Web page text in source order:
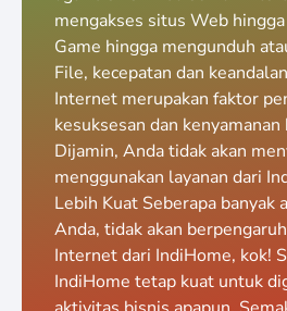
mengakses situs Web
Game hingga mengunduh
File, kecepatan dan
Internet merupakan faktor
kesuksesan dan
Dijamin, Anda tidak akan
menggunakan layanan dari
Lebih Kuat Seberapa banyak
Anda, tidak akan
Internet dari IndiHome, kok!
IndiHome tetap kuat untuk